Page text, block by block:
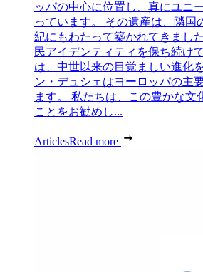
ッパの中心に位置し、真にユニ
っています。 その遺産は、隣国
紀にもわたって築かれてきまし
民アイデンティティを保ち続け
は、中世以来の目覚ましい進化
ン・デュシェはヨーロッパの主
ます。 私たちは、この豊かな文
ことをお勧めし...
ArticlesRead more